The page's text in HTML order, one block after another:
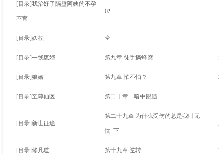
[目录]我治好了隔壁阿姨的不孕
不育
02
[目录]妖杖 全
[目录]一线废婿 第九章 徒手摘蜂窝
[目录]狼婿 第九章 怕不怕？
[目录]至尊仙医 第二十章：暗中跟随
[目录] 新世征途
第二十九章 为什么受伤的总是我叶无
忧 下
[目录]修凡道 第十九章 逆转